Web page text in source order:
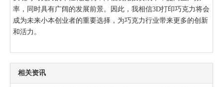
率，同时具有广阔的发展前景。因此，我相信3D打印巧克力将会
成为未来小本创业者的重要选择，为巧克力行业带来更多的创新
和活力。
相关资讯